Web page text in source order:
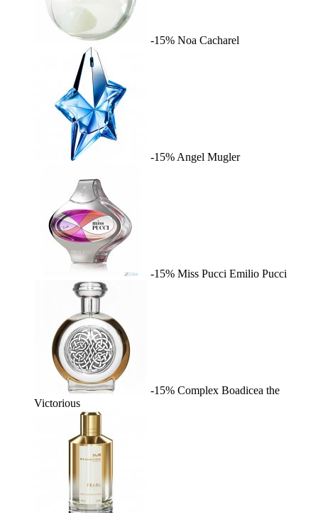
-15% Noa Cacharel
-15% Angel Mugler
-15% Miss Pucci Emilio Pucci
-15% Complex Boadicea the
Victorious